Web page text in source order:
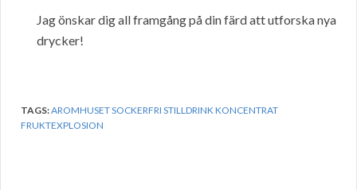
Jag önskar dig all framgång på din färd att utforska nya
drycker!
TAGS:AROMHUSET SOCKERFRI STILLDRINK KONCENTRAT
FRUKTEXPLOSION